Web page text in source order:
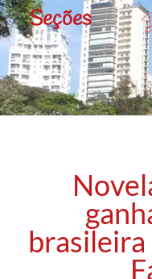
Seções
brasileira